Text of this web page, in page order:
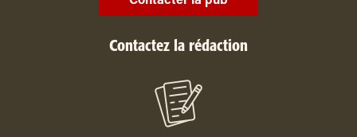
Contactez la rédaction